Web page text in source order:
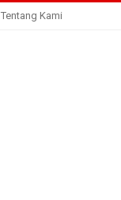
Tentang Kami